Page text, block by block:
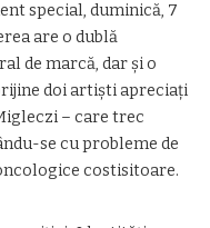
special, duminică, 7
are o dublă
de marcă, dar și o
doi artiști apreciați
– care trec
se cu probleme de
costisitoare.